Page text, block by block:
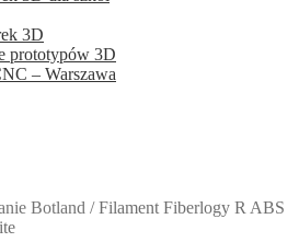
3D
prototypów 3D
– Warszawa
Botland /Filament Fiberlogy R ABS